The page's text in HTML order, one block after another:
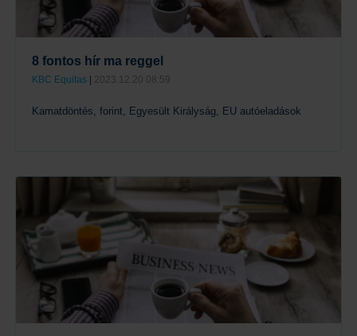
8 fontos hír ma reggel
KBC Equitas 2023.12.20 08:59
Kamatdöntés, forint, Egyesült Királyság, EU autóeladások